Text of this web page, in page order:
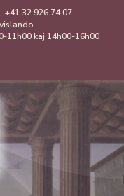
+41 32 926 74 07
11h00 kaj 14h00-16h00